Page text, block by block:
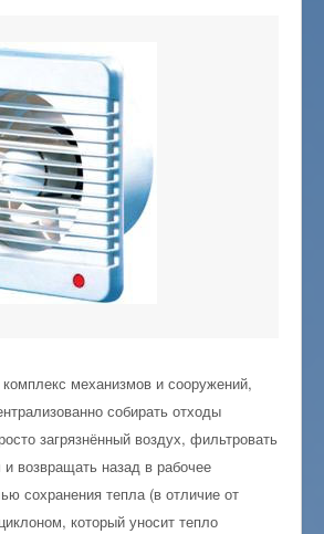
комплекс механизмов и сооружений,
собирать отходы
загрязнённый воздух, фильтровать
возвращать назад в рабочее
сохранения тепла (в отличие от
который уносит тепло